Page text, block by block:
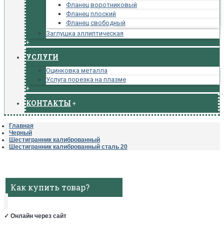
Фланец воротниковый
Фланец плоский
Фланец свободный
Заглушка эллиптическая
+
УСЛУГИ
Оцинковка металла
Услуга порезка на плазме
+
КОНТАКТЫ +
Главная
Черный
Шестигранник калиброванный
Шестигранник калиброванный сталь 20
Как купить товар?
✓ Онлайн через сайт